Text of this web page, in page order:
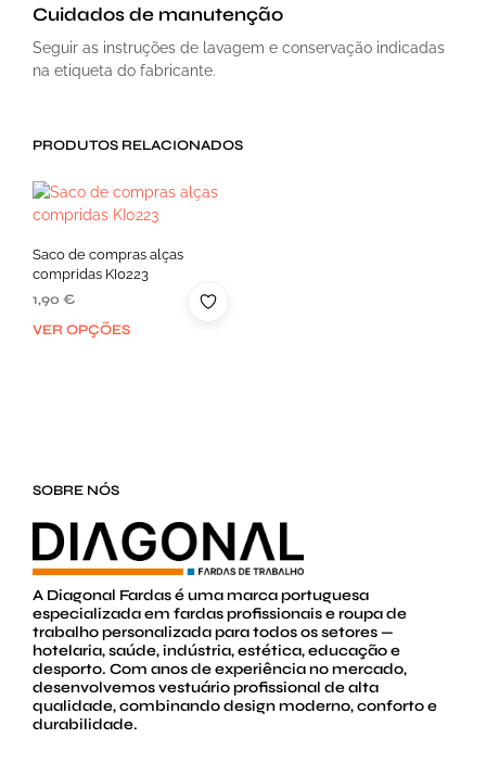
Cuidados de manutenção
Seguir as instruções de lavagem e conservação indicadas
na etiqueta do fabricante.
PRODUTOS RELACIONADOS
Saco de compras alças
compridas KI0223
1,90 €
VER OPÇÕES
SOBRE NÓS
A Diagonal Fardas é uma marca portuguesa
especializada em fardas profissionais e roupa de
trabalho personalizada para todos os setores —
hotelaria, saúde, indústria, estética, educação e
desporto. Com anos de experiência no mercado,
desenvolvemos vestuário profissional de alta
qualidade, combinando design moderno, conforto e
durabilidade.